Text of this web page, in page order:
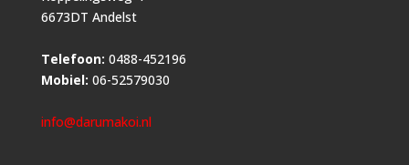
6673DT Andelst
Telefoon: 0488-452196
Mobiel: 06-52579030
info@darumakoi.nl